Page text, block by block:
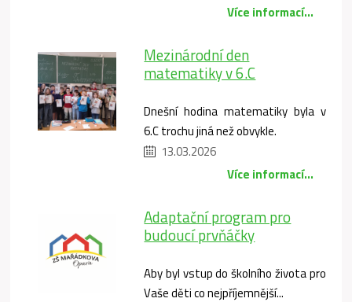
Více informací...
Mezinárodní den
matematiky v 6.C
Dnešní hodina matematiky byla v
6.C trochu jiná než obvykle.
13.03.2026
Více informací...
Adaptační program pro
budoucí prvňáčky
Aby byl vstup do školního života pro
Vaše děti co nejpříjemnější...